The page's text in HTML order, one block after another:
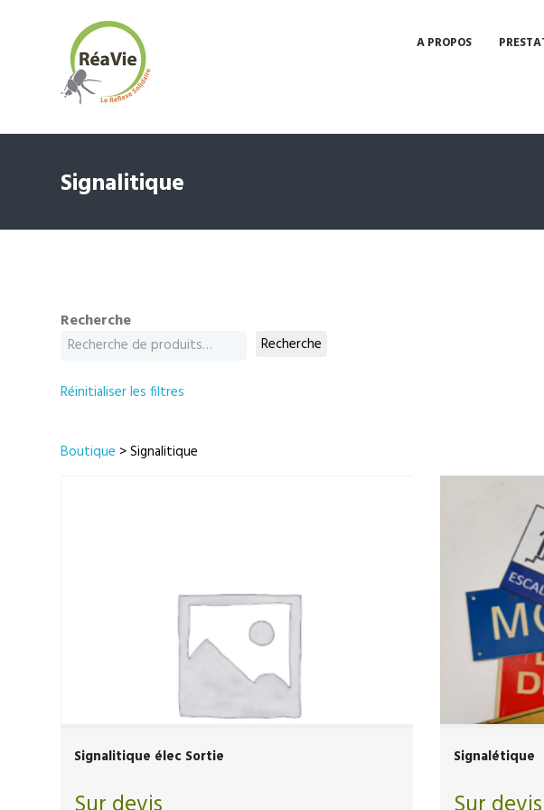
A PROPOS
Signalitique
Recherche
Recherche
Réinitialiser les filtres
Boutique > Signalitique
Signalitique élec Sortie Signalétique